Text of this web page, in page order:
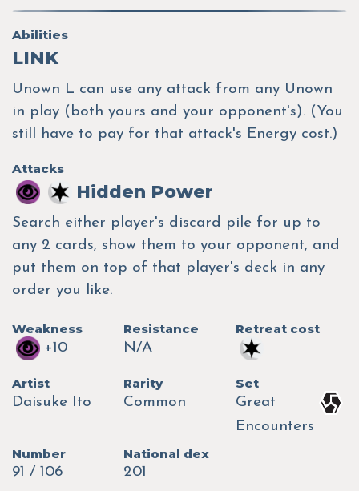
Abilities
LINK
Unown L can use any attack from any Unown
in play (both yours and your opponent's). (You
still have to pay for that attack's Energy cost.)
Attacks
Hidden Power
Search either player's discard pile for up to
any 2 cards, show them to your opponent, and
put them on top of that player's deck in any
order you like.
Weakness
+10
Resistance
N/A
Retreat cost
Artist
Daisuke Ito
Rarity
Common
Set
Great
Encounters
Number
91 / 106
National dex
201